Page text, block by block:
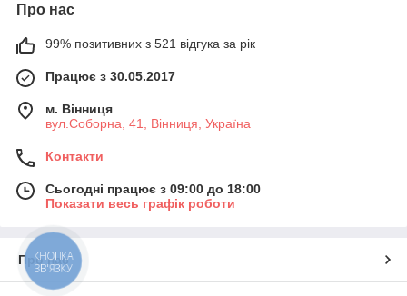
Про нас
99% позитивних з 521 відгука за рік
Працює з 30.05.2017
м. Вінниця
вул.Соборна, 41, Вінниця, Україна
Контакти
Сьогодні працює з 09:00 до 18:00
Показати весь графік роботи
Про нас
КНОПКА
ЗВ'ЯЗКУ